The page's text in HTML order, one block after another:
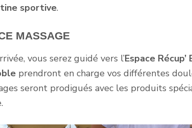
sportive.
MASSAGE
vous serez guidé vers l’Espace Récup’
prendront en charge vos différentes
seront prodigués avec les produits